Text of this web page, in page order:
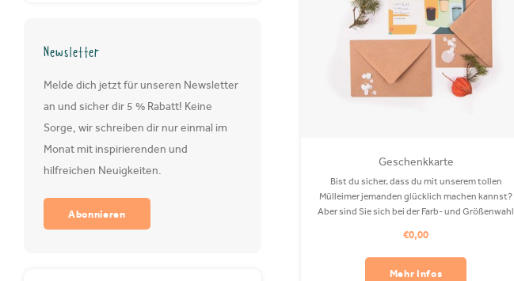
Newsletter
Melde dich jetzt für unseren Newsletter
an und sicher dir 5 % Rabatt! Keine
Sorge, wir schreiben dir nur einmal im
Monat mit inspirierenden und
hilfreichen Neuigkeiten.
Abonnieren
Geschenkkarte
Bist du sicher, dass du mit unserem tollen
Mülleimer jemanden glücklich machen kannst?
Aber sind Sie sich bei der Farb- und Größenwahl
genau das Richtige für Sie! Erhältlich in
beliebiger Menge.
€0,00
Mehr Infos